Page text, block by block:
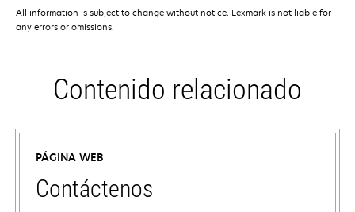
All information is subject to change without notice. Lexmark is not liable for
any errors or omissions.
Contenido relacionado
PÁGINA WEB
Contáctenos